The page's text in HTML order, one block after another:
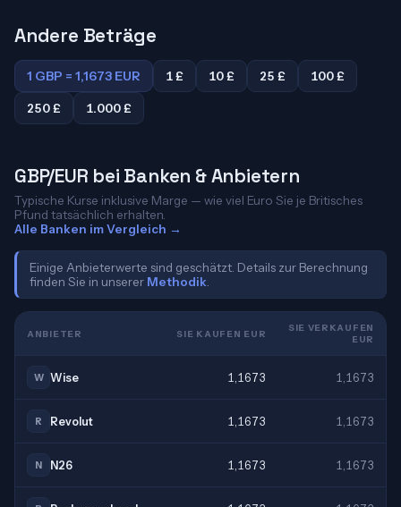
Andere Beträge
1 GBP = 1,1673 EUR 1 £ 10 £ 25 £
100 £
250 £
1.000 £
GBP/EUR bei Banken & Anbietern
Typische Kurse inklusive Marge — wie viel Euro Sie je Britisches
Pfund tatsächlich erhalten.
Alle Banken im Vergleich →
Einige Anbieterwerte sind geschätzt. Details zur Berechnung
finden Sie in unserer Methodik
ANBIETER SIE KAUFEN EUR
SIE VERKAUFEN
EUR
W Wise 1,1673 1,1673
R Revolut 1,1673 1,1673
N N26 1,1673 1,1673